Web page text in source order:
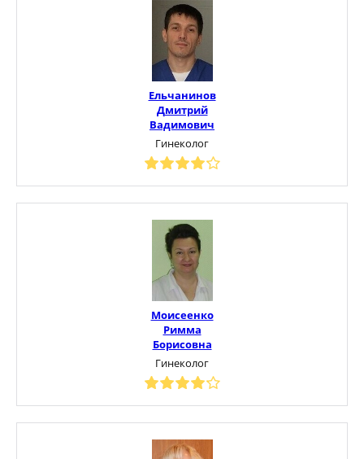
Ельчанинов
Дмитрий
Вадимович
Гинеколог
Моисеенко
Римма
Борисовна
Гинеколог